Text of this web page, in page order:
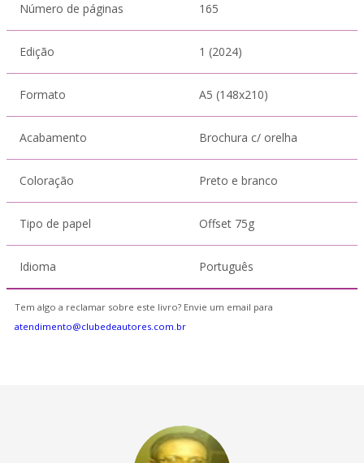
Número de páginas 165
Edição 1 (2024)
Formato A5 (148x210)
Acabamento Brochura c/ orelha
Coloração Preto e branco
Tipo de papel Offset 75g
Idioma Português
Tem algo a reclamar sobre este livro? Envie um email para
atendimento@clubedeautores.com.br